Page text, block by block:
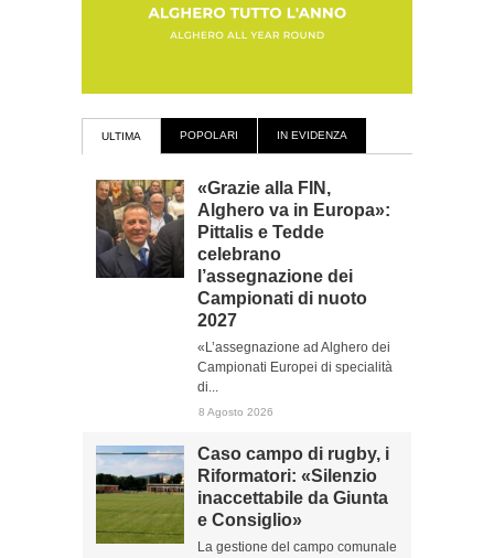
ULTIMA POPOLARI IN EVIDENZA
«Grazie alla FIN,
Alghero va in Europa»:
Pittalis e Tedde
celebrano
l’assegnazione dei
Campionati di nuoto
2027
«L’assegnazione ad Alghero dei
Campionati Europei di specialità
di...
8 Agosto 2026
Caso campo di rugby, i
Riformatori: «Silenzio
inaccettabile da Giunta
e Consiglio»
La gestione del campo comunale